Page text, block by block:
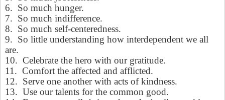
6. So much hunger.
7. So much indifference.
8. So much self-centeredness.
9. So little understanding how interdependent we all
are.
10. Celebrate the hero with our gratitude.
11. Comfort the affected and afflicted.
12. Serve one another with acts of kindness.
13. Use our talents for the common good.